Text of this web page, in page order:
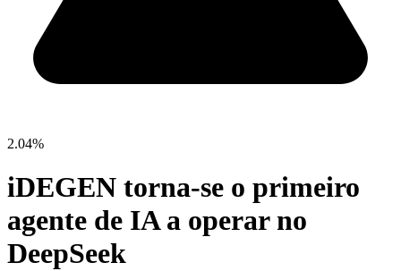
2.04%
iDEGEN torna-se o primeiro
agente de IA a operar no
DeepSeek